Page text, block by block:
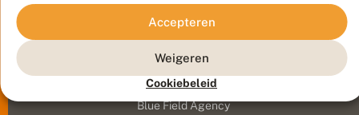
Accepteren
Weigeren
Cookiebeleid
ons
land....
i
n
e
h
e
v
dit
moment
nog
in
ons
Meld waarnemingen
Duurzaam ontwikkeld doorGo2People
Blue Field Agency